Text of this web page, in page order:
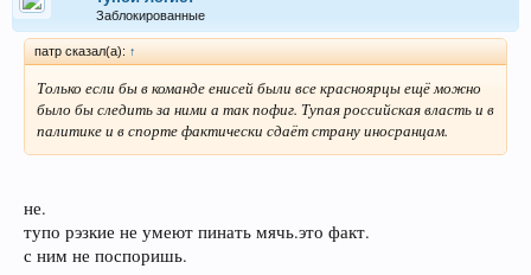
Заблокированные
патр сказал(а): ↑
Только если бы в команде енисей были все красноярцы ещё можно
было бы следить за ними а так пофиг. Тупая российская власть и в
палитике и в спорте фактически сдаёт страну иносранцам.
не.
тупо рэзкие не умеют пинать мячь.это факт.
с ним не поспоришь.